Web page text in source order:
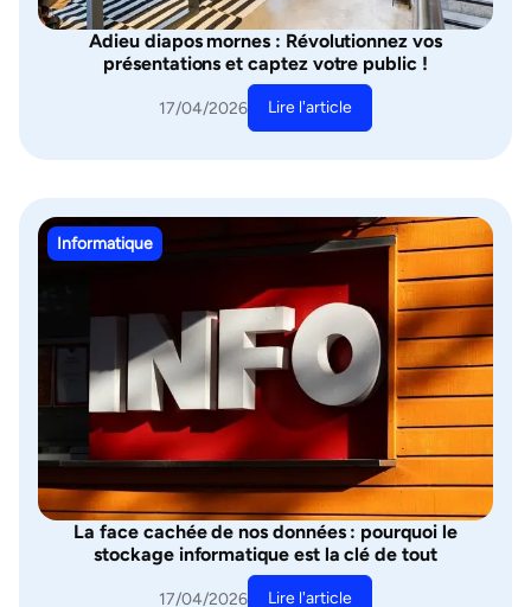
Adieu diapos mornes : Révolutionnez vos
présentations et captez votre public !
17/04/2026 Lire l'article
Informatique
La face cachée de nos données : pourquoi le
stockage informatique est la clé de tout
17/04/2026 Lire l'article